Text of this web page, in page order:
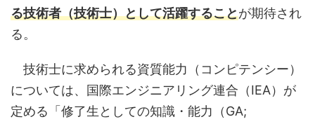
る技術者（技術士）として活躍することが期待され
る。
技術士に求められる資質能力（コンピテンシー）
については、国際エンジニアリング連合（IEA）が
定める「修了生としての知識・能力（GA;